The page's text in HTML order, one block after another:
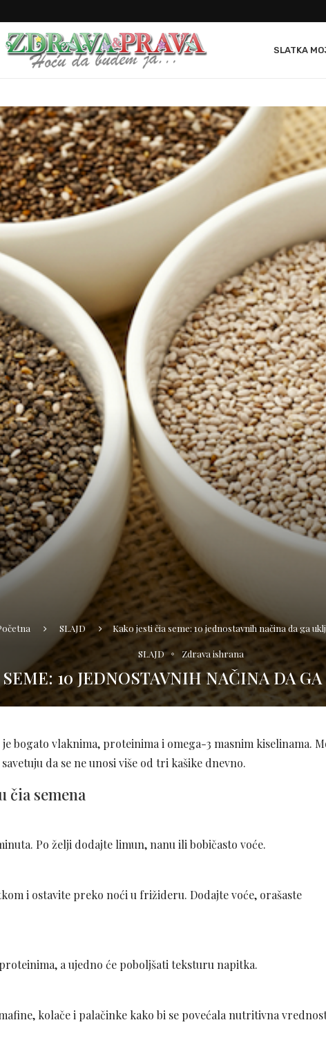
SLATKA
SLAJD Kako jesti čia seme: 10 jednostavnih načina da ga
SLAJD Zdrava ishrana
10 JEDNOSTAVNIH NAČINA DA
bogato vlaknima, proteinima i omega-3 masnim kiselinama.
da se ne unosi više od tri kašike dnevno.
čia semena
Po želji dodajte limun, nanu ili bobičasto voće.
i ostavite preko noći u frižideru. Dodajte voće, orašaste
a ujedno će poboljšati teksturu napitka.
kolače i palačinke kako bi se povećala nutritivna